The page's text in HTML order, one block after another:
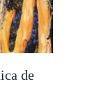
de